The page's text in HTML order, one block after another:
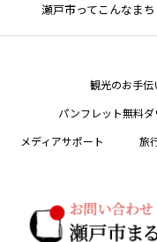
瀬戸市ってこんなまち
観光のお手伝
パンフレット無料
メディアサポート
旅